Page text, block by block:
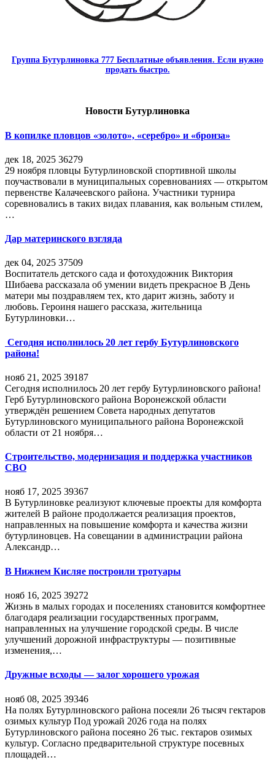
Группа Бутурлиновка 777 Бесплатные объявления. Если нужно
продать быстро.
Новости Бутурлиновка
В копилке пловцов «золото», «серебро» и «бронза»
дек 18, 2025 36279
29 ноября пловцы Бутурлиновской спортивной школы
поучаствовали в муниципальных соревнованиях — открытом
первенстве Калачеевского района. Участники турнира
соревновались в таких видах плавания, как вольным стилем,
…
Дар материнского взгляда
дек 04, 2025 37509
Воспитатель детского сада и фотохудожник Виктория
Шибаева рассказала об умении видеть прекрасное В День
матери мы поздравляем тех, кто дарит жизнь, заботу и
любовь. Героиня нашего рассказа, жительница
Бутурлиновки…
Сегодня исполнилось 20 лет гербу Бутурлиновского
района!
нояб 21, 2025 39187
Сегодня исполнилось 20 лет гербу Бутурлиновского района!
Герб Бутурлиновского района Воронежской области
утверждён решением Совета народных депутатов
Бутурлиновского муниципального района Воронежской
области от 21 ноября…
Строительство, модернизация и поддержка участников
СВО
нояб 17, 2025 39367
В Бутурлиновке реализуют ключевые проекты для комфорта
жителей В районе продолжается реализация проектов,
направленных на повышение комфорта и качества жизни
бутурлиновцев. На совещании в администрации района
Александр…
В Нижнем Кисляе построили тротуары
нояб 16, 2025 39272
Жизнь в малых городах и поселениях становится комфортнее
благодаря реализации государственных программ,
направленных на улучшение городской среды. В числе
улучшений дорожной инфраструктуры — позитивные
изменения,…
Дружные всходы — залог хорошего урожая
нояб 08, 2025 39346
На полях Бутурлиновского района посеяли 26 тысяч гектаров
озимых культур Под урожай 2026 года на полях
Бутурлиновского района посеяно 26 тыс. гектаров озимых
культур. Согласно предварительной структуре посевных
площадей…